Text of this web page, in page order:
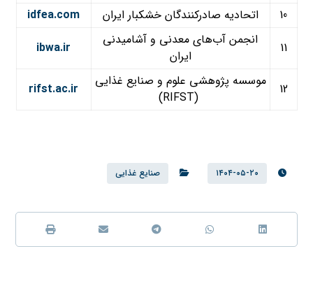
10
اتحادیه صادرکنندگان خشکبار ایران
idfea.com
11
انجمن آب‌های معدنی و آشامیدنی
ایران
ibwa.ir
12
موسسه پژوهشی علوم و صنایع غذایی
(RIFST)
rifst.ac.ir
۱۴۰۴-۰۵-۲۰ صنایع غذایی